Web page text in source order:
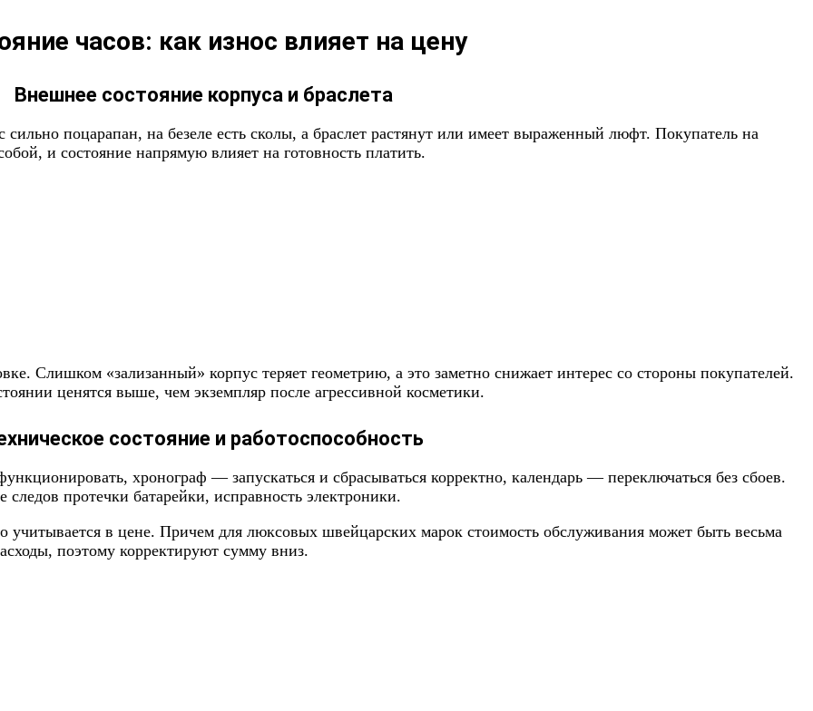
часов: как износ влияет на цену
Внешнее состояние корпуса и браслета
поцарапан, на безеле есть сколы, а браслет растянут или имеет выраженный люфт. Покупатель на
и состояние напрямую влияет на готовность платить.
Слишком «зализанный» корпус теряет геометрию, а это заметно снижает интерес со стороны покупателей.
ценятся выше, чем экземпляр после агрессивной косметики.
состояние и работоспособность
хронограф — запускаться и сбрасываться корректно, календарь — переключаться без сбоев.
протечки батарейки, исправность электроники.
в цене. Причем для люксовых швейцарских марок стоимость обслуживания может быть весьма
поэтому корректируют сумму вниз.